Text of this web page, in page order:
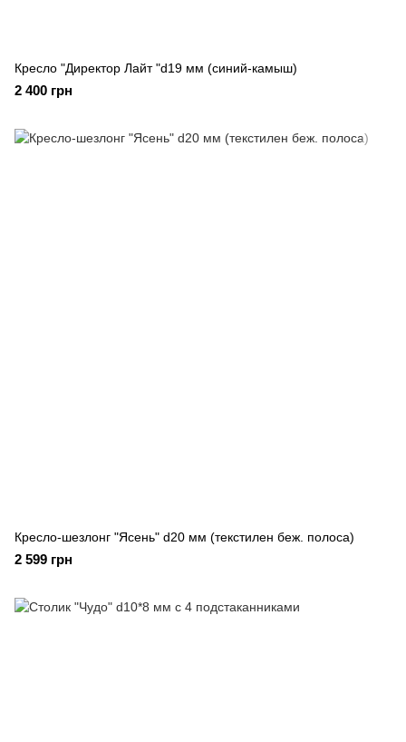
Кресло "Директор Лайт "d19 мм (синий-камыш)
2 400 грн
Кресло-шезлонг "Ясень" d20 мм (текстилен беж. полоса)
2 599 грн